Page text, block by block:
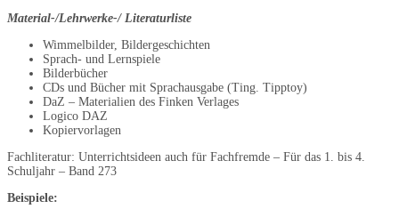
Material-/Lehrwerke-/ Literaturliste
Wimmelbilder, Bildergeschichten
Sprach- und Lernspiele
Bilderbücher
CDs und Bücher mit Sprachausgabe (Ting. Tipptoy)
DaZ – Materialien des Finken Verlages
Logico DAZ
Kopiervorlagen
Fachliteratur: Unterrichtsideen auch für Fachfremde – Für das 1. bis 4.
Schuljahr – Band 273
Beispiele: